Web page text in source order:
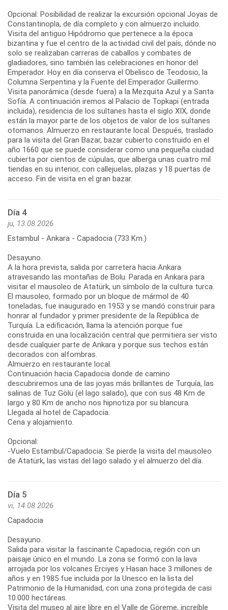
Opcional: Posibilidad de realizar la excursión opcional Joyas de
Constantinopla, de día completo y con almuerzo incluido.
Visita del antiguo Hipódromo que pertenece a la época
bizantina y fue el centro de la actividad civil del país, dónde no
solo se realizaban carreras de caballos y combates de
gladiadores, sino también las celebraciones en honor del
Emperador. Hoy en día conserva el Obelisco de Teodosio, la
Columna Serpentina y la Fuente del Emperador Guillermo.
Visita panorámica (desde fuera) a la Mezquita Azul y a Santa
Sofía. A continuación iremos al Palacio de Topkapi (entrada
incluida), residencia de los sultanes hasta el siglo XIX, donde
están la mayor parte de los objetos de valor de los sultanes
otomanos. Almuerzo en restaurante local. Después, traslado
para la visita del Gran Bazar, bazar cubierto construido en el
año 1660 que se puede considerar como una pequeña ciudad
cubierta por cientos de cúpulas, que alberga unas cuatro mil
tiendas en su interior, con callejuelas, plazas y 18 puertas de
acceso. Fin de visita en el gran bazar.
Día 4
ju, 13.08.2026
Estambul - Ankara - Capadocia (733 Km.)
Desayuno.
A la hora prevista, salida por carretera hacia Ankara
atravesando las montañas de Bolu. Parada en Ankara para
visitar el mausoleo de Atatürk, un símbolo de la cultura turca.
El mausoleo, formado por un bloque de mármol de 40
toneladas, fue inaugurado en 1953 y se mandó construir para
honrar al fundador y primer presidente de la República de
Turquía. La edificación, llama la atención porque fue
construida en una localización central que permitiera ser visto
desde cualquier parte de Ankara y porque sus techos están
decorados con alfombras.
Almuerzo en restaurante local.
Continuación hacia Capadocia donde de camino
descubriremos una de las joyas más brillantes de Turquía, las
salinas de Tuz Gölü (el lago salado), que con sus 48 Km de
largo y 80 Km de ancho nos hipnotiza por su blancura.
Llegada al hotel de Capadocia.
Cena y alojamiento.
Opcional:
-Vuelo Estambul/Capadocia: Se pierde la visita del mausoleo
de Atatürk, las vistas del lago salado y el almuerzo del día.
Día 5
vi, 14.08.2026
Capadocia
Desayuno.
Salida para visitar la fascinante Capadocia, región con un
paisaje único en el mundo. La zona se formó con la lava
arrojada por los volcanes Erciyes y Hasan hace 3 millones de
años y en 1985 fue incluida por la Unesco en la lista del
Patrimonio de la Humanidad, con una zona protegida de casi
10.000 hectáreas.
Visita del museo al aire libre en el Valle de Göreme, increíble